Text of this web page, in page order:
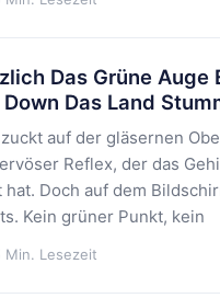
Das Grüne Auge
Das Land
auf der gläsernen
Reflex, der das
Doch auf dem
Kein grüner Punkt, kein
Min. Lesezeit